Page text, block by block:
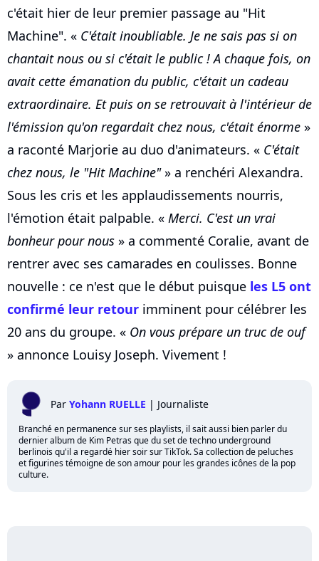
c'était hier de leur premier passage au "Hit
Machine". « C'était inoubliable. Je ne sais pas si on
chantait nous ou si c'était le public ! A chaque fois, on
avait cette émanation du public, c'était un cadeau
extraordinaire. Et puis on se retrouvait à l'intérieur de
l'émission qu'on regardait chez nous, c'était énorme »
a raconté Marjorie au duo d'animateurs. « C'était
chez nous, le "Hit Machine"» a renchéri Alexandra.
Sous les cris et les applaudissements nourris,
l'émotion était palpable. « Merci. C'est un vrai
bonheur pour nous » a commenté Coralie, avant de
rentrer avec ses camarades en coulisses. Bonne
nouvelle : ce n'est que le début puisque les L5 ont
confirmé leur retour imminent pour célébrer les
20 ans du groupe. « On vous prépare un truc de ouf
» annonce Louisy Joseph. Vivement !
Par Yohann RUELLE | Journaliste
Branché en permanence sur ses playlists, il sait aussi bien parler du
dernier album de Kim Petras que du set de techno underground
berlinois qu'il a regardé hier soir sur TikTok. Sa collection de peluches
et figurines témoigne de son amour pour les grandes icônes de la pop
culture.